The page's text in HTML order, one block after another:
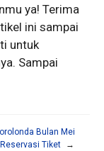
ya! Terima
ini sampai
untuk
Sampai
Bulan Mei
Tiket
→